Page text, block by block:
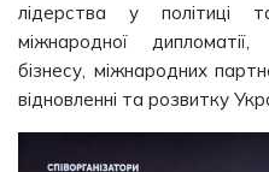
лідерства у політиці
міжнародної дипломатії,
бізнесу, міжнародних
відновленні та розвитку